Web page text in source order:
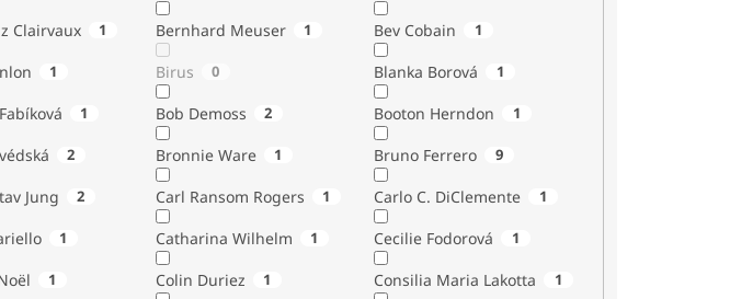
Clairvaux 1 Bernhard Meuser 1 Bev Cobain 1
1 Birus 0 Blanka Borová 1
1 Bob Demoss 2 Booton Herndon 1
2 Bronnie Ware 1 Bruno Ferrero 9
Jung 2 Carl Ransom Rogers 1 Carlo C. DiClemente 1
1 Catharina Wilhelm 1 Cecilie Fodorová 1
1 Colin Duriez 1 Consilia Maria Lakotta 1